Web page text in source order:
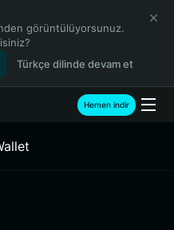
görüntülüyorsunuz.
Türkçe dilinde devam et
Hemen indir